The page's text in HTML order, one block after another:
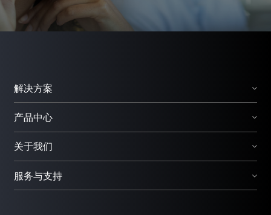
解决方案
产品中心
关于我们
服务与支持